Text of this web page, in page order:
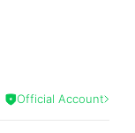
Official Account